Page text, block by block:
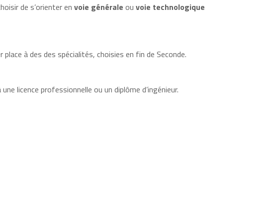
de s’orienter en voie générale ou voie technologique
à des des spécialités, choisies en fin de Seconde.
licence professionnelle ou un diplôme d’ingénieur.